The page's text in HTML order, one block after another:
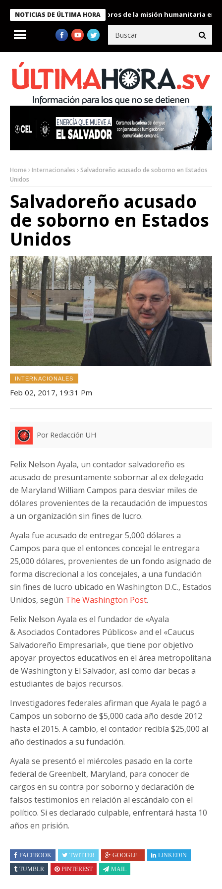
NOTICIAS DE ÚLTIMA HORA
Bukele condecora a miembros de la misión humanitaria enviada
Home Internacionales
Salvadoreño acusado de soborno en Estados
Unidos
Salvadoreño acusado
de soborno en Estados
Unidos
INTERNACIONALES
Feb 02, 2017, 19:31 Pm
Por Redacción UH
Felix Nelson Ayala, un contador salvadoreño es
acusado de presuntamente sobornar al ex delegado
de Maryland William Campos para desviar miles de
dólares provenientes de la recaudación de impuestos
a un organización sin fines de lucro.
Ayala fue acusado de entregar 5,000 dólares a
Campos para que el entonces concejal le entregara
25,000 dólares, provenientes de un fondo asignado de
forma discrecional a los concejales, a una fundación
sin fines de lucro ubicado en Washington D.C., Estados
Unidos, según The Washington Post.
Felix Nelson Ayala es el fundador de «Ayala
& Asociados Contadores Públicos» and el «Caucus
Salvadoreño Empresarial», que tiene por objetivo
apoyar proyectos educativos en el área metropolitana
de Washington y El Salvador, así como dar becas a
estudiantes de bajos recursos.
Investigadores federales afirman que Ayala le pagó a
Campos un soborno de $5,000 cada año desde 2012
hasta el 2015. A cambio, el contador recibía $25,000 al
año destinados a su fundación.
Ayala se presentó el miércoles pasado en la corte
federal de Greenbelt, Maryland, para conocer de
cargos en su contra por soborno y declaración de
falsos testimonios en relación al escándalo con el
político. Si es declarado culpable, enfrentará hasta 10
años en prisión.
FACEBOOK TWITTER GOOGLE+
LINKEDIN
TUMBLR
PINTEREST MAIL